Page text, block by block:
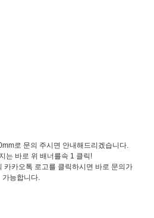
로 문의 주시면 안내해드리겠습니다.
는 바로 위 배너를속 1 클릭!
카카오톡 로고를 클릭하시면 바로 문의가
가능합니다.